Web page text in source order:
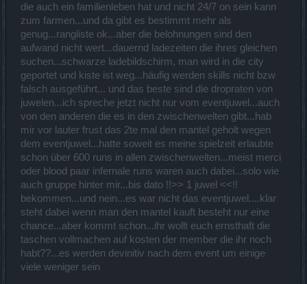
die auch ein familienleben hat und nicht 24/7 on sein kann
zum farmen...und da gibt es bestimmt mehr als
genug...rangliste ok...aber die belohnungen sind den
aufwand nicht wert...dauernd ladezeiten die ihres gleichen
suchen...schwarze ladebildschirm, man wird in die city
geportet und kiste ist weg...häufig werden skills nicht bzw
falsch ausgeführt... und das beste sind die dropraten von
juwelen...ich spreche jetzt nicht nur vom eventjuwel...auch
von den anderen die es in den zwischenwelten gibt...hab
mir vor lauter frust das 2te mal den mantel geholt wegen
dem eventjuwel...hatte soweit es meine spielzeit erlaubte
schon über 600 runs in allen zwischenwelten...meist merci
oder blood paar infernale runs waren auch dabei...solo wie
auch gruppe hinter mir...bis dato !!>> 1 juwel <<!!
bekommen...und nein...es war nicht das eventjuwel....klar
steht dabei wenn man den mantel kauft besteht nur eine
chance...aber kommt schon...ihr wollt euch ernsthaft die
taschen vollmachen auf kosten der member die ihr noch
habt??...es werden devinitiv nach dem event um einige
viele weniger sein